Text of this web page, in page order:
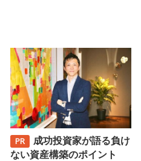
成功投資家が語る負け
ない資産構築のポイント